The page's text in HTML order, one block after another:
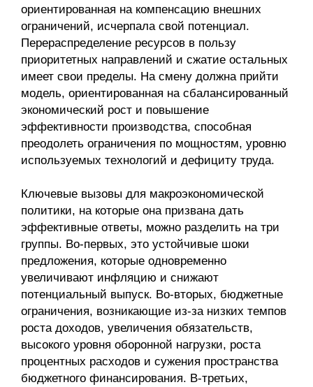
ориентированная на компенсацию внешних
ограничений, исчерпала свой потенциал.
Перераспределение ресурсов в пользу
приоритетных направлений и сжатие остальных
имеет свои пределы. На смену должна прийти
модель, ориентированная на сбалансированный
экономический рост и повышение
эффективности производства, способная
преодолеть ограничения по мощностям, уровню
используемых технологий и дефициту труда.
Ключевые вызовы для макроэкономической
политики, на которые она призвана дать
эффективные ответы, можно разделить на три
группы. Во-первых, это устойчивые шоки
предложения, которые одновременно
увеличивают инфляцию и снижают
потенциальный выпуск. Во-вторых, бюджетные
ограничения, возникающие из-за низких темпов
роста доходов, увеличения обязательств,
высокого уровня оборонной нагрузки, роста
процентных расходов и сужения пространства
бюджетного финансирования. В-третьих,